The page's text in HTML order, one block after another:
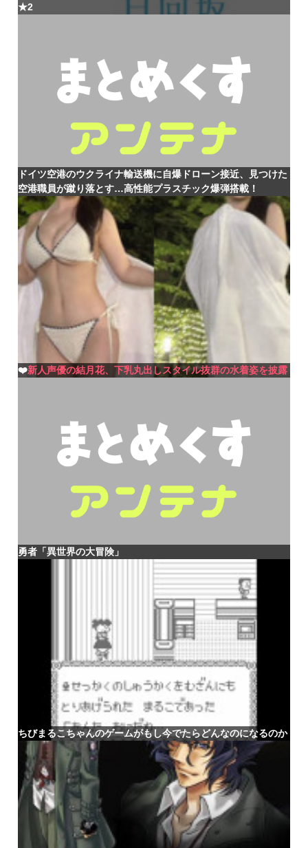
★2
ドイツ空港のウクライナ輸送機に自爆ドローン接近、見つけた
空港職員が蹴り落とす…高性能プラスチック爆弾搭載！
❤️新人声優の結月花、下乳丸出しスタイル抜群の水着姿を披露
勇者「異世界の大冒険」
ちびまるこちゃんのゲームがもし今でたらどんなのになるのか